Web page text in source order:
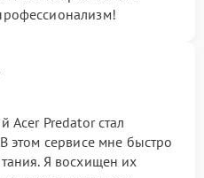
Acer Predator стал
этом сервисе мне быстро
Я восхищен их